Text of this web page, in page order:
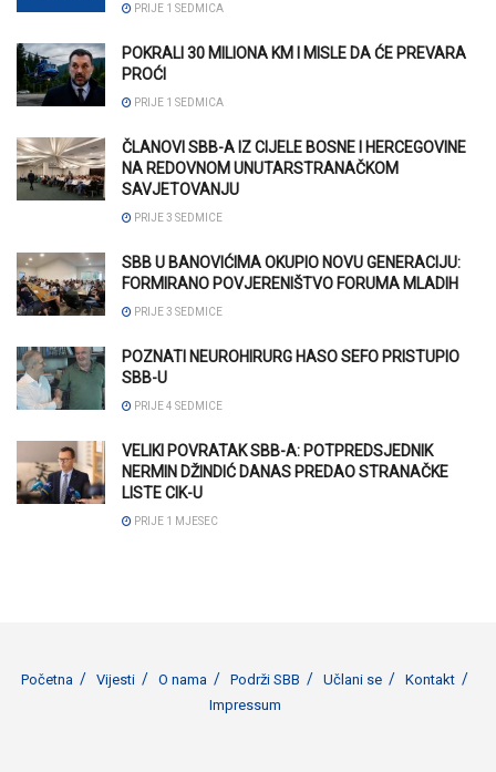
PRIJE 1 SEDMICA
POKRALI 30 MILIONA KM I MISLE DA ĆE PREVARA
PROĆI
PRIJE 1 SEDMICA
ČLANOVI SBB-A IZ CIJELE BOSNE I HERCEGOVINE
NA REDOVNOM UNUTARSTRANAČKOM
SAVJETOVANJU
PRIJE 3 SEDMICE
SBB U BANOVIĆIMA OKUPIO NOVU GENERACIJU:
FORMIRANO POVJERENIŠTVO FORUMA MLADIH
PRIJE 3 SEDMICE
POZNATI NEUROHIRURG HASO SEFO PRISTUPIO
SBB-U
PRIJE 4 SEDMICE
VELIKI POVRATAK SBB-A: POTPREDSJEDNIK
NERMIN DŽINDIĆ DANAS PREDAO STRANAČKE
LISTE CIK-U
PRIJE 1 MJESEC
Početna Vijesti O nama Podrži SBB Učlani se
Kontakt
Impressum